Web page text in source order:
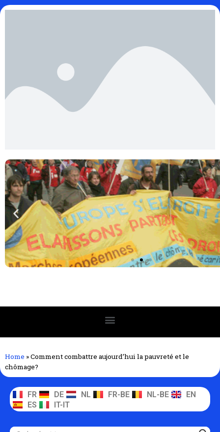
Home »Comment combattre aujourd’hui la pauvreté et le
chômage?
FR DE NL FR-BE NL-BE
EN
ES
IT-IT